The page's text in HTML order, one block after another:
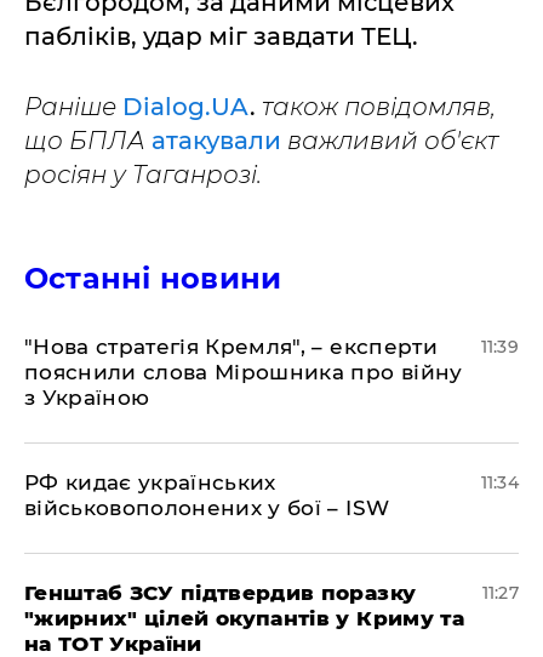
пабліків, удар міг завдати ТЕЦ.
Раніше Dialog.UA. також повідомляв,
що БПЛА атакували важливий об'єкт
росіян у Таганрозі.
Останні новини
"Нова стратегія Кремля", – експерти
пояснили слова Мірошника про війну
з Україною
11:39
РФ кидає українських
військовополонених у бої – ISW
11:34
Генштаб ЗСУ підтвердив поразку
"жирних" цілей окупантів у Криму та
на ТОТ України
11:27